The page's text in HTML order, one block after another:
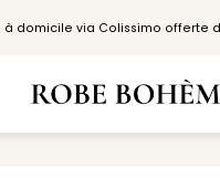
à domicile via Colissimo offerte